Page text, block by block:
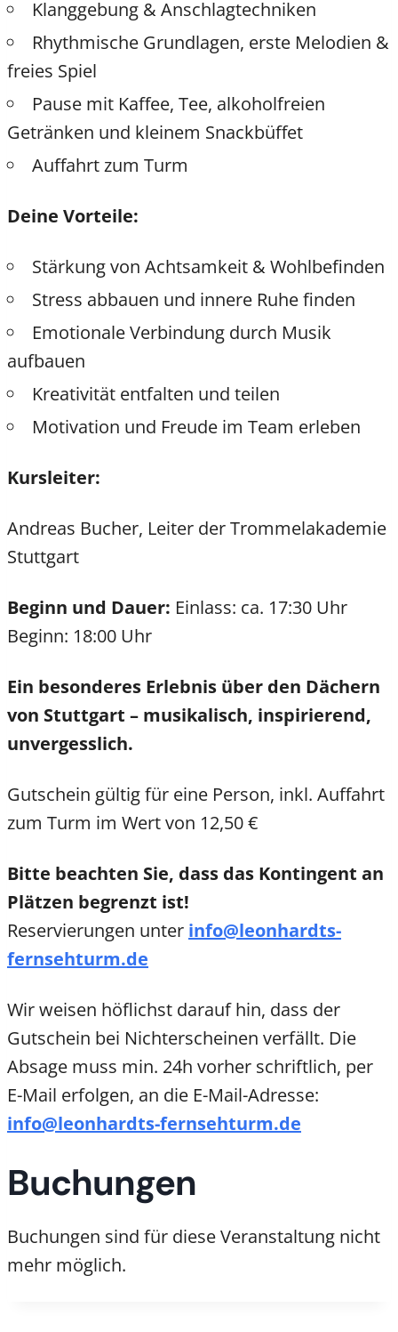
Klanggebung & Anschlagtechniken
Rhythmische Grundlagen, erste Melodien &
freies Spiel
Pause mit Kaffee, Tee, alkoholfreien
Getränken und kleinem Snackbüffet
Auffahrt zum Turm
Deine Vorteile:
Stärkung von Achtsamkeit & Wohlbefinden
Stress abbauen und innere Ruhe finden
Emotionale Verbindung durch Musik
aufbauen
Kreativität entfalten und teilen
Motivation und Freude im Team erleben
Kursleiter:
Andreas Bucher, Leiter der Trommelakademie
Stuttgart
Beginn und Dauer: Einlass: ca. 17:30 Uhr
Beginn: 18:00 Uhr
Ein besonderes Erlebnis über den Dächern
von Stuttgart – musikalisch, inspirierend,
unvergesslich.
Gutschein gültig für eine Person, inkl. Auffahrt
zum Turm im Wert von 12,50 €
Bitte beachten Sie, dass das Kontingent an
Plätzen begrenzt ist!
Reservierungen unter info@leonhardts-
fernsehturm.de
Wir weisen höflichst darauf hin, dass der
Gutschein bei Nichterscheinen verfällt. Die
Absage muss min. 24h vorher schriftlich, per
E-Mail erfolgen, an die E-Mail-Adresse:
info@leonhardts-fernsehturm.de
Buchungen
Buchungen sind für diese Veranstaltung nicht
mehr möglich.